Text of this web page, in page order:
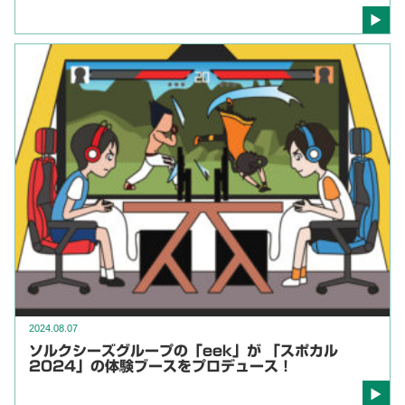
2024.08.07
ソルクシーズグループの「eek」が 「スポカル
2024」の体験ブースをプロデュース！